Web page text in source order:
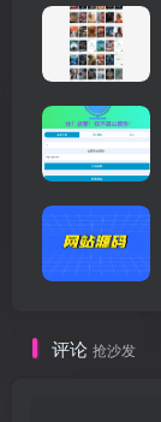
评论 抢沙发